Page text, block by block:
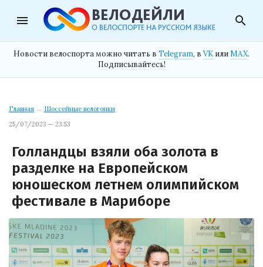
menu search
Новости велоспорта можно читать в Telegram, в VK илиMAX.
Подписывайтесь!
Главная → Шоссейные велогонки
25/07/2023 — 23:53
Голландцы взяли оба золота в
разделке на Европейском
юношеском летнем олимпийском
фестивале в Мариборе